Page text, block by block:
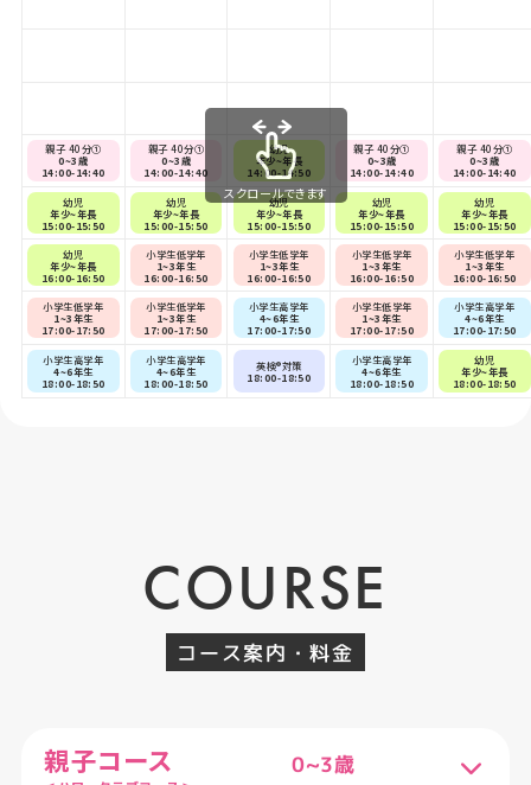
親子 40分①
0~3歳
14:00-14:40
幼児
年少~年長
15:00-15:50
幼児
年少~年長
16:00-16:50
小学生低学年
1~3年生
17:00-17:50
小学生高学年
4~6年生
18:00-18:50
親子 40分①
0~3歳
14:00-14:40
幼児
年少~年長
15:00-15:50
小学生低学年
1~3年生
16:00-16:50
小学生低学年
1~3年生
17:00-17:50
小学生高学年
4~6年生
18:00-18:50
幼児
年少~年長
14:00-14:50
幼児
年少~年長
15:00-15:50
小学生低学年
1~3年生
16:00-16:50
小学生高学年
4~6年生
17:00-17:50
英検®対策
18:00-18:50
親子 40分①
0~3歳
14:00-14:40
幼児
年少~年長
15:00-15:50
小学生低学年
1~3年生
16:00-16:50
小学生低学年
1~3年生
17:00-17:50
小学生高学年
4~6年生
18:00-18:50
親子 40分①
0~3歳
14:00-14:40
幼児
年少~年長
15:00-15:50
小学生低学年
1~3年生
16:00-16:50
小学生高学年
4~6年生
17:00-17:50
幼児
年少~年長
18:00-18:50
スクロールできます
COURSE
コース案内・料金
親子コース 0~3歳